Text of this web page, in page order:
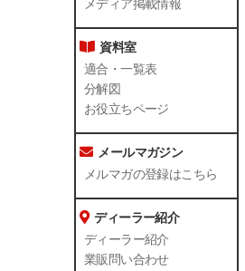
メディア掲載情報
資料室
適合・一覧表
分解図
お役立ちページ
メールマガジン
メルマガの登録はこちら
ディーラー紹介
ディーラー紹介
業販問い合わせ